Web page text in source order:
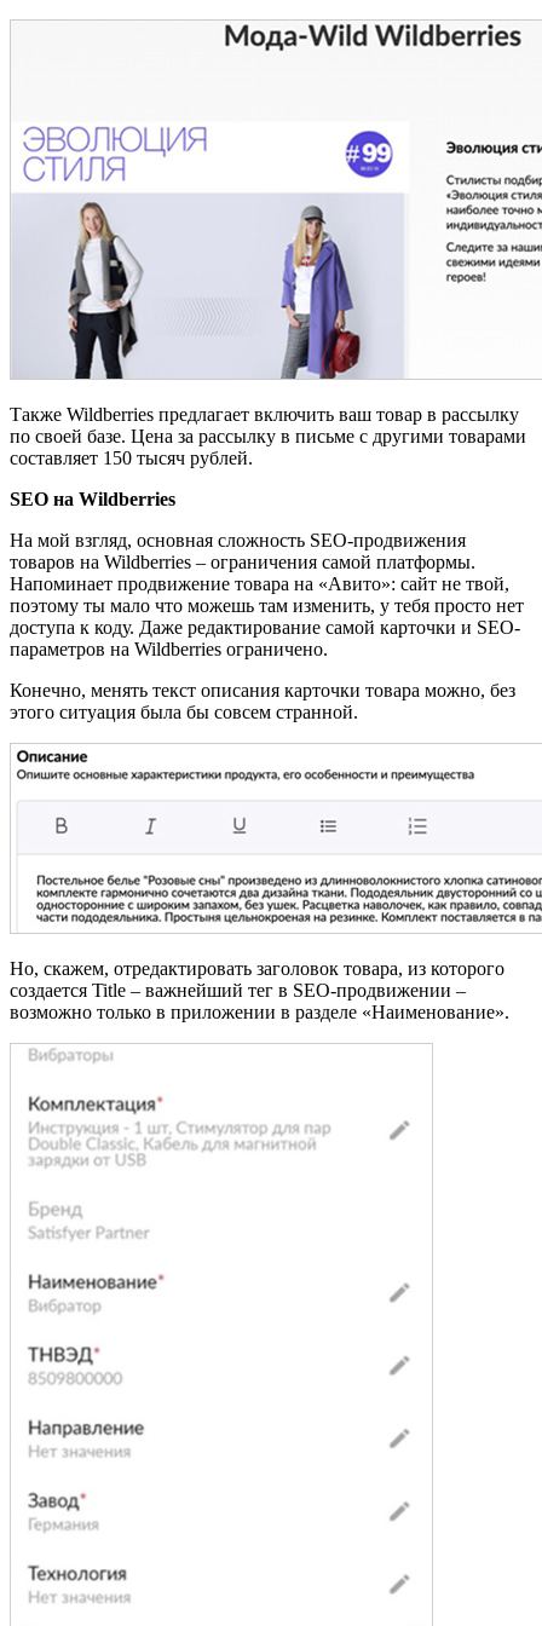
Также Wildberries предлагает включить ваш товар в рассылку
по своей базе. Цена за рассылку в письме с другими товарами
составляет 150 тысяч рублей.
SEO на Wildberries
На мой взгляд, основная сложность SEO-продвижения
товаров на Wildberries – ограничения самой платформы.
Напоминает продвижение товара на «Авито»: сайт не твой,
поэтому ты мало что можешь там изменить, у тебя просто нет
доступа к коду. Даже редактирование самой карточки и SEO-
параметров на Wildberries ограничено.
Конечно, менять текст описания карточки товара можно, без
этого ситуация была бы совсем странной.
Но, скажем, отредактировать заголовок товара, из которого
создается Title – важнейший тег в SEO-продвижении –
возможно только в приложении в разделе «Наименование».